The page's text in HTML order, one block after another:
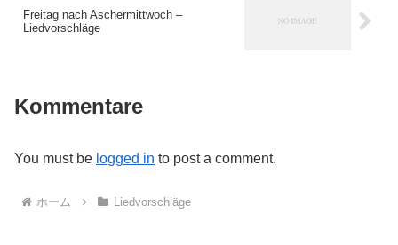
Freitag nach Aschermittwoch –
Liedvorschläge
Kommentare
You must be logged in to post a comment.
ホーム Liedvorschläge